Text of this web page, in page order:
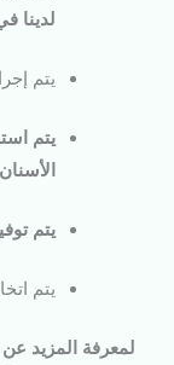
لدينا
يتم
يتم
الأسنان
يتم
يتم
لمعرفة المزيد